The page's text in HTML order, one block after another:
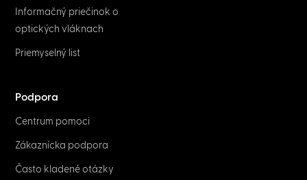
Informačný priečinok o
optických vláknach
Priemyselný list
Podpora
Centrum pomoci
Zákaznícka podpora
Často kladené otázky